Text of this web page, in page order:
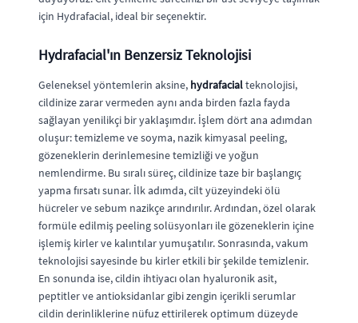
için Hydrafacial, ideal bir seçenektir.
Hydrafacial'ın Benzersiz Teknolojisi
Geleneksel yöntemlerin aksine, hydrafacialteknolojisi,
cildinize zarar vermeden aynı anda birden fazla fayda
sağlayan yenilikçi bir yaklaşımdır. İşlem dört ana adımdan
oluşur: temizleme ve soyma, nazik kimyasal peeling,
gözeneklerin derinlemesine temizliği ve yoğun
nemlendirme. Bu sıralı süreç, cildinize taze bir başlangıç
yapma fırsatı sunar. İlk adımda, cilt yüzeyindeki ölü
hücreler ve sebum nazikçe arındırılır. Ardından, özel olarak
formüle edilmiş peeling solüsyonları ile gözeneklerin içine
işlemiş kirler ve kalıntılar yumuşatılır. Sonrasında, vakum
teknolojisi sayesinde bu kirler etkili bir şekilde temizlenir.
En sonunda ise, cildin ihtiyacı olan hyaluronik asit,
peptitler ve antioksidanlar gibi zengin içerikli serumlar
cildin derinliklerine nüfuz ettirilerek optimum düzeyde